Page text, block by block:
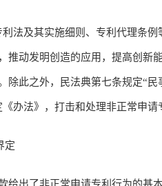
及其实施细则、专利代理条例
推动发明创造的应用，提高创新
除此之外，民法典第七条规定“
办法》，打击和处理非正常申
定
出了非正常申请专利行为的基